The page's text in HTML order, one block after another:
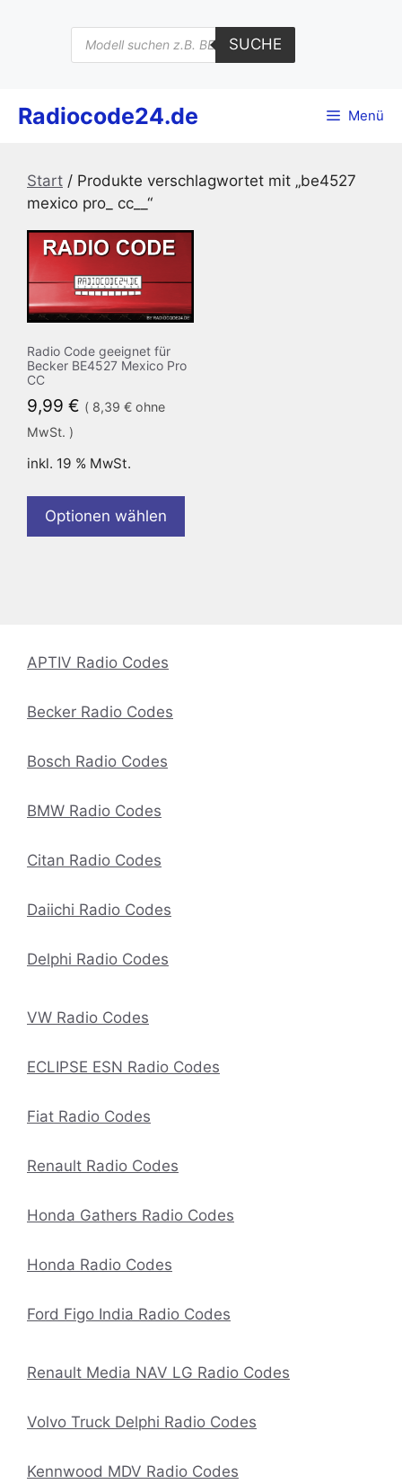
Products
search
SUCHE
Radiocode24.de Menü
Start / Produkte verschlagwortet mit „be4527
mexico pro_ cc__“
Radio Code geeignet für
Becker BE4527 Mexico Pro
CC
9,99 € ( 8,39 € ohne
MwSt. )
inkl. 19 % MwSt.
Optionen wählen
APTIV Radio Codes
Becker Radio Codes
Bosch Radio Codes
BMW Radio Codes
Citan Radio Codes
Daiichi Radio Codes
Delphi Radio Codes
VW Radio Codes
ECLIPSE ESN Radio Codes
Fiat Radio Codes
Renault Radio Codes
Honda Gathers Radio Codes
Honda Radio Codes
Ford Figo India Radio Codes
Renault Media NAV LG Radio Codes
Volvo Truck Delphi Radio Codes
Kennwood MDV Radio Codes